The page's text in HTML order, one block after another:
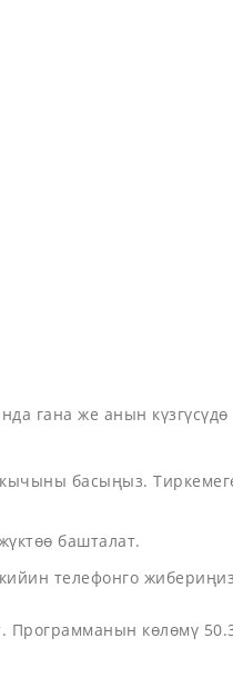
гана же анын күзгүсүдө
басыңыз.
башталат.
телефонго
Программанын көлөмү